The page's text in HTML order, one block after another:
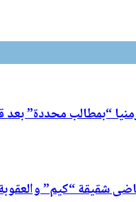
“بمطالب محددة” بعد
شقيقة “كيم”